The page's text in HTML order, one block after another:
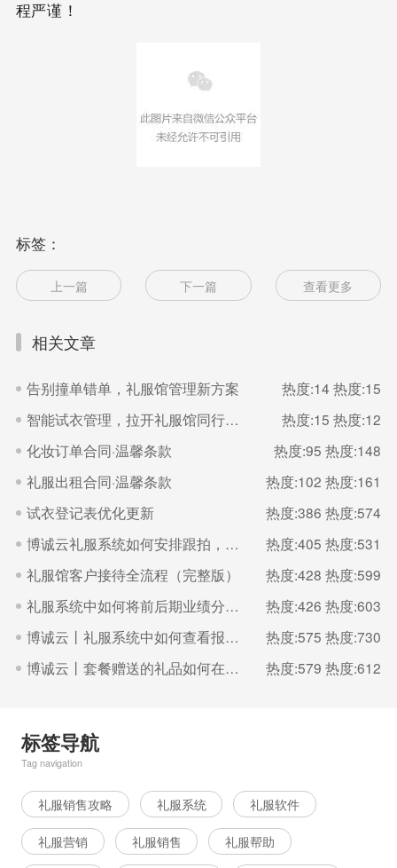
程严谨！
标签：
上一篇 下一篇 查看更多
相关文章
告别撞单错单，礼服馆管理新方案 热度:14 热度:15
智能试衣管理，拉开礼服馆同行差距
热度:15 热度:12
化妆订单合同·温馨条款
热度:95 热度:148
礼服出租合同·温馨条款
热度:102 热度:161
试衣登记表优化更新
热度:386 热度:574
博诚云礼服系统如何安排跟拍，如何设置服务产品
热度:405 热度:531
礼服馆客户接待全流程（完整版）
热度:428 热度:599
礼服系统中如何将前后期业绩分开统算
热度:426 热度:603
博诚云丨礼服系统中如何查看报备和邀约客资以及员工均价
热度:575 热度:730
博诚云丨套餐赠送的礼品如何在系统上使用一键加入
热度:579 热度:612
标签导航
Tag navigation
礼服销售攻略 礼服系统 礼服软件
礼服营销 礼服销售 礼服帮助